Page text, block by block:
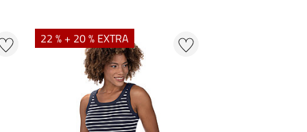
22 % + 20 % EXTRA